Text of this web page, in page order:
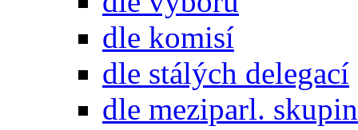
dle komisí
dle stálých delegací
dle meziparl. skupin